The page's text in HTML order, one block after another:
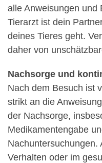
alle Anweisungen und
Tierarzt ist dein
deines Tieres geht.
daher von
Nachsorge und
Nach dem Besuch ist
strikt an die
der Nachsorge,
Medikamentengabe
Nachuntersuchungen.
Verhalten oder im